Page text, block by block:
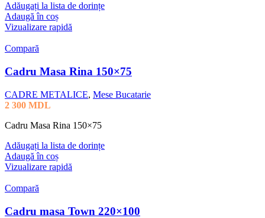
Adăugați la lista de dorințe
Adaugă în coș
Vizualizare rapidă
Compară
Cadru Masa Rina 150×75
CADRE METALICE, Mese Bucatarie
2 300 MDL
Cadru Masa Rina 150×75
Adăugați la lista de dorințe
Adaugă în coș
Vizualizare rapidă
Compară
Cadru masa Town 220×100